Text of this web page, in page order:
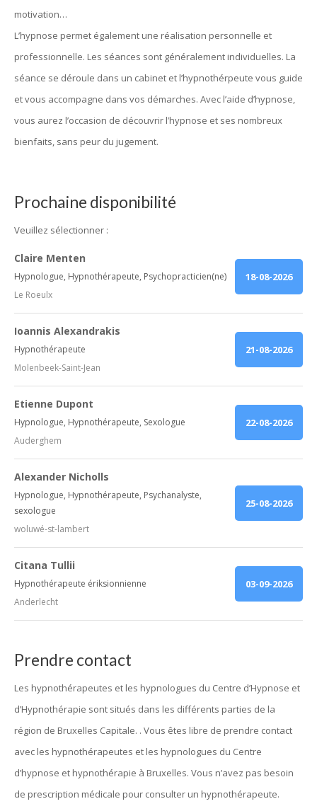
motivation…
L’hypnose permet également une réalisation personnelle et
professionnelle. Les séances sont généralement individuelles. La
séance se déroule dans un cabinet et l’hypnothérpeute vous guide
et vous accompagne dans vos démarches. Avec l’aide d’hypnose,
vous aurez l’occasion de découvrir l’hypnose et ses nombreux
bienfaits, sans peur du jugement.
Prochaine disponibilité
Veuillez sélectionner :
Claire Menten
Hypnologue, Hypnothérapeute, Psychopracticien(ne)
Le Roeulx
18-08-2026
Ioannis Alexandrakis
Hypnothérapeute
Molenbeek-Saint-Jean
21-08-2026
Etienne Dupont
Hypnologue, Hypnothérapeute, Sexologue
Auderghem
22-08-2026
Alexander Nicholls
Hypnologue, Hypnothérapeute, Psychanalyste,
sexologue
woluwé-st-lambert
25-08-2026
Citana Tullii
Hypnothérapeute ériksionnienne
Anderlecht
03-09-2026
Prendre contact
Les hypnothérapeutes et les hypnologues du Centre d’Hypnose et
d’Hypnothérapie sont situés dans les différents parties de la
région de Bruxelles Capitale. . Vous êtes libre de prendre contact
avec les hypnothérapeutes et les hypnologues du Centre
d’hypnose et hypnothérapie à Bruxelles. Vous n’avez pas besoin
de prescription médicale pour consulter un hypnothérapeute.